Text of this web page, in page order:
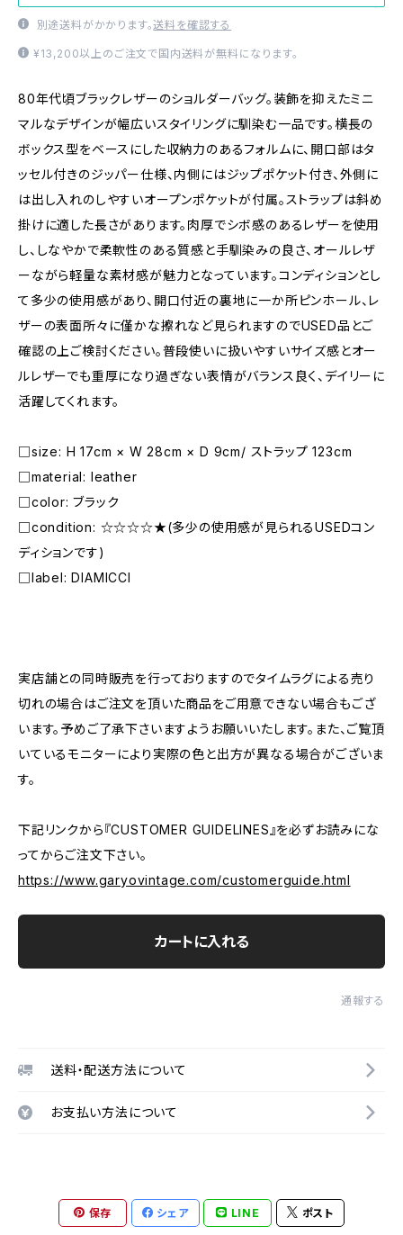
別途送料がかかります。送料を確認する
¥13,200以上のご注文で国内送料が無料になります。
80年代頃ブラックレザーのショルダーバッグ。装飾を抑えたミニ
マルなデザインが幅広いスタイリングに馴染む一品です。横長の
ボックス型をベースにした収納力のあるフォルムに、開口部はタ
ッセル付きのジッパー仕様、内側にはジップポケット付き、外側に
は出し入れのしやすいオープンポケットが付属。ストラップは斜め
掛けに適した長さがあります。肉厚でシボ感のあるレザーを使用
し、しなやかで柔軟性のある質感と手馴染みの良さ、オールレザ
ーながら軽量な素材感が魅力となっています。コンディションとし
て多少の使用感があり、開口付近の裏地に一か所ピンホール、レ
ザーの表面所々に僅かな擦れなど見られますのでUSED品とご
確認の上ご検討ください。普段使いに扱いやすいサイズ感とオー
ルレザーでも重厚になり過ぎない表情がバランス良く、デイリーに
活躍してくれます。
□size: H 17cm × W 28cm × D 9cm/ ストラップ 123cm
□material: leather
□color: ブラック
□condition: ☆☆☆☆★(多少の使用感が見られるUSEDコン
ディションです)
□label: DIAMICCI
実店舗との同時販売を行っておりますのでタイムラグによる売り
切れの場合はご注文を頂いた商品をご用意できない場合もござ
います。予めご了承下さいますようお願いいたします。また、ご覧頂
いているモニターにより実際の色と出方が異なる場合がございま
す。
下記リンクから『CUSTOMER GUIDELINES』を必ずお読みにな
ってからご注文下さい。
https://www.garyovintage.com/customerguide.html
カートに入れる
通報する
送料・配送方法について
お支払い方法について
保存 シェア LINE ポスト